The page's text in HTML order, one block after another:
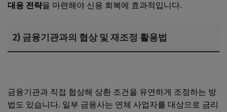
대응 전략을 마련해야 신용 회복에 효과적입니다.
2) 금융기관과의 협상 및 재조정 활용법
금융기관과 직접 협상해 상환 조건을 유연하게 조정하는 방
법도 있습니다. 일부 금융사는 연체 사업자를 대상으로 금리